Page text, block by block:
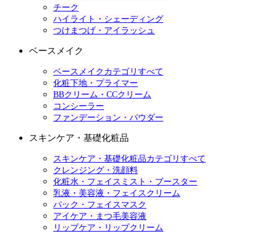
チーク
ハイライト・シェーディング
つけまつげ・アイラッシュ
ベースメイク
ベースメイクカテゴリすべて
化粧下地・プライマー
BBクリーム・CCクリーム
コンシーラー
ファンデーション・パウダー
スキンケア・基礎化粧品
スキンケア・基礎化粧品カテゴリすべて
クレンジング・洗顔料
化粧水・フェイスミスト・ブースター
乳液・美容液・フェイスクリーム
パック・フェイスマスク
アイケア・まつ毛美容液
リップケア・リップクリーム